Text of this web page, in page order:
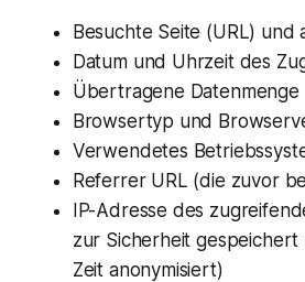
Besuchte Seite (URL) und
Datum und Uhrzeit des
Übertragene Datenmenge
Browsertyp und
Verwendetes
Referrer URL (die zuvor
IP-Adresse des
zur Sicherheit
Zeit anonymisiert)